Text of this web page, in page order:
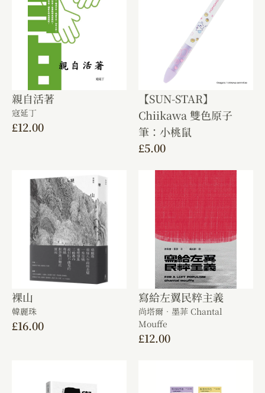
親自活著
寇延丁
£12.00
【SUN-STAR】
Chiikawa 雙色原子
筆：小桃鼠
£5.00
裸山
韓麗珠
£16.00
寫給左翼民粹主義
尚塔爾．墨菲 Chantal
Mouffe
£12.00